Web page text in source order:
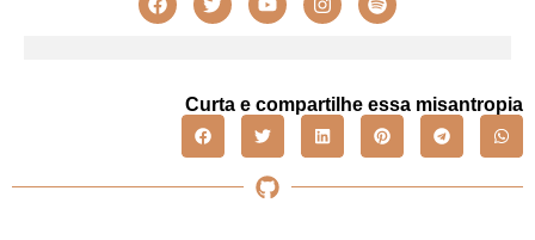
Curta e compartilhe essa misantropia